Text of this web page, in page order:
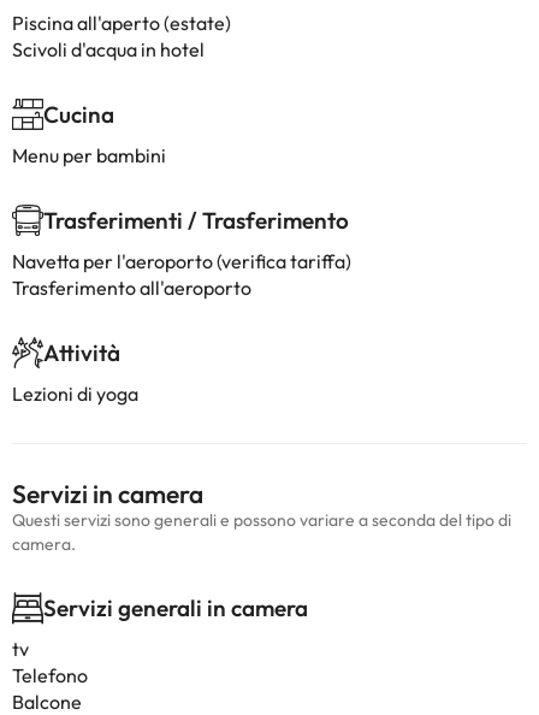
Piscina all'aperto (estate)
Scivoli d'acqua in hotel
Cucina
Menu per bambini
Trasferimenti / Trasferimento
Navetta per l'aeroporto (verifica tariffa)
Trasferimento all'aeroporto
Attività
Lezioni di yoga
Servizi in camera
Questi servizi sono generali e possono variare a seconda del tipo di
camera.
Servizi generali in camera
tv
Telefono
Balcone